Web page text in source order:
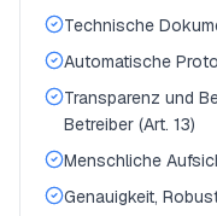
Technische
Automatische
Transparenz und
Betreiber (Art. 13)
Menschliche
Genauigkeit,